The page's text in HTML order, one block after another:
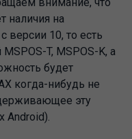
внимание, что
наличия на
версии 10, то есть
T, MSPOS-K, а
будет
когда-нибудь не
эту
Android).